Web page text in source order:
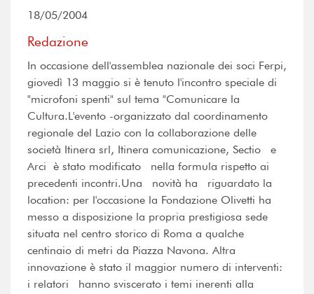
18/05/2004
Redazione
In occasione dell'assemblea nazionale dei soci Ferpi,
giovedì 13 maggio si è tenuto l'incontro speciale di
"microfoni spenti" sul tema "Comunicare la
Cultura.L'evento -organizzato dal coordinamento
regionale del Lazio con la collaborazione delle
società Itinera srl, Itinera comunicazione, Sectio e
Arci  è stato modificato nella formula rispetto ai
precedenti incontri.Una novità ha riguardato la
location: per l'occasione la Fondazione Olivetti ha
messo a disposizione la propria prestigiosa sede
situata nel centro storico di Roma a qualche
centinaio di metri da Piazza Navona. Altra
innovazione è stato il maggior numero di interventi:
i relatori hanno sviscerato i temi inerenti alla